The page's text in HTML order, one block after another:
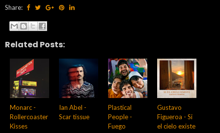
Share:
Related Posts:
Monarc -
Rollercoaster
Kisses
Ian Abel -
Scar tissue
Plastical
People -
Fuego
Gustavo
Figueroa - Si
el cielo existe